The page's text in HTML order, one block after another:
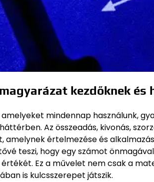
kezdőknek és
mindennap használunk,
Az összeadás, kivonás,
értelmezése és
teszi, hogy egy számot
Ez a művelet nem csak a
is kulcsszerepet játszik.